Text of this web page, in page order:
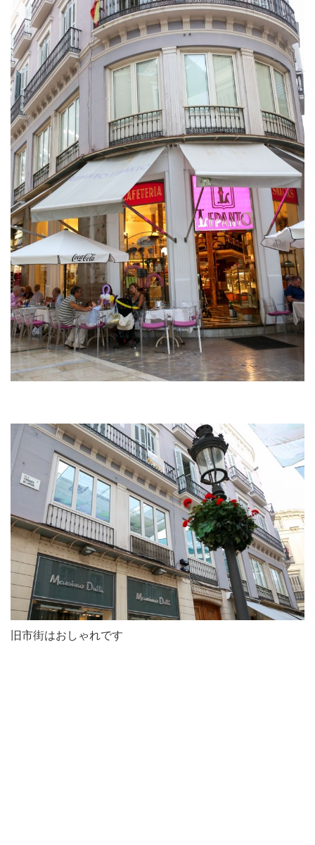
旧市街はおしゃれです